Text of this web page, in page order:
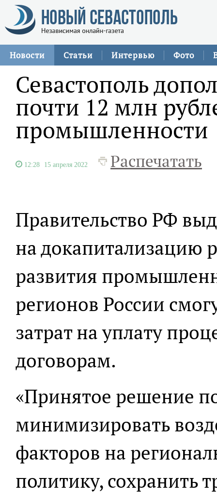
Новости Статьи Интервью Фото
Севастополь
почти 12 млн
промышленности
12:28 15 апреля 2022 Распечатать
Правительство РФ
на докапитализацию
развития
регионов России
затрат на уплату
договорам.
«Принятое решение
минимизировать
факторов на
политику, сохранить